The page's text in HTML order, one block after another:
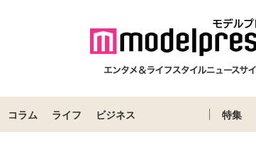
コラム ライフ ビジネス 特集